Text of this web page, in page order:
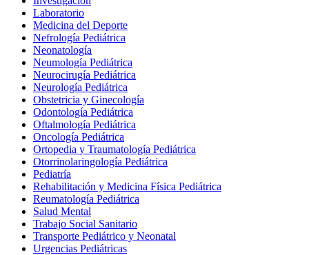
Laboratorio
Medicina del Deporte
Nefrología Pediátrica
Neonatología
Neumología Pediátrica
Neurocirugía Pediátrica
Neurología Pediátrica
Obstetricia y Ginecología
Odontología Pediátrica
Oftalmología Pediátrica
Oncología Pediátrica
Ortopedia y Traumatología Pediátrica
Otorrinolaringología Pediátrica
Pediatría
Rehabilitación y Medicina Física Pediátrica
Reumatología Pediátrica
Salud Mental
Trabajo Social Sanitario
Transporte Pediátrico y Neonatal
Urgencias Pediátricas